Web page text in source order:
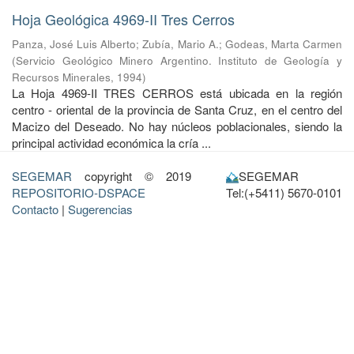
Hoja Geológica 4969-II Tres Cerros
Panza, José Luis Alberto;Zubía, Mario A.; Godeas, Marta Carmen
(Servicio Geológico Minero Argentino. Instituto de Geología y
Recursos Minerales, 1994)
La Hoja 4969-II TRES CERROS está ubicada en la región
centro - oriental de la provincia de Santa Cruz, en el centro del
Macizo del Deseado. No hay núcleos poblacionales, siendo la
principal actividad económica la cría ...
SEGEMAR copyright © 2019
REPOSITORIO-DSPACE
Contacto | Sugerencias
SEGEMAR
Tel:(+5411) 5670-0101